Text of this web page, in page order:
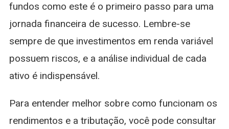
fundos como este é o primeiro passo para uma
jornada financeira de sucesso. Lembre-se
sempre de que investimentos em renda variável
possuem riscos, e a análise individual de cada
ativo é indispensável.
Para entender melhor sobre como funcionam os
rendimentos e a tributação, você pode consultar